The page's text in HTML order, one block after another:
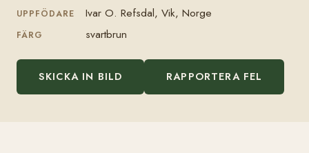
UPPFÖDARE Ivar O. Refsdal, Vik, Norge
FÄRG svartbrun
SKICKA IN BILD RAPPORTERA FEL